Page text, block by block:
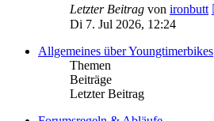
Letzter Beitrag von ironbutt
Di 7. Jul 2026, 12:24
Allgemeines über Youngtimerbikes
Themen
Beiträge
Letzter Beitrag